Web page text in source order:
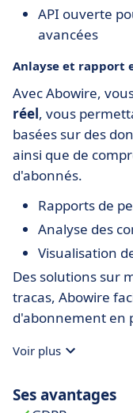
API ouverte
avancées
Anlayse et rapport
Avec Abowire,
réel, vous
basées sur des
ainsi que de
d'abonnés.
Rapports de
Analyse des
Visualisation
Des solutions sur
tracas, Abowire
d'abonnement en
Voir plus
Ses avantages